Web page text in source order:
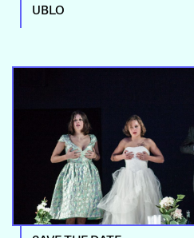
UBLO